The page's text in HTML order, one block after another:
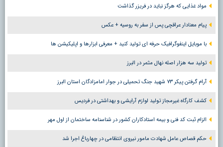
مواد غذایی که هرگز نباید در فریزر گذاشت
پیام معنادار عراقچی پس از سفر به روسیه + عکس
با موبایل اینفوگرافیک حرفه ای تولید کنید + معرفی ابزارها و اپلیکیشن ها
تولید سه هزار اصله نهال مثمر در البرز
آرام گرفتن پیکر ۷۳ شهید جنگ تحمیلی در جوار امامزادگان استان البرز
کشف کارگاه غیرمجاز تولید لوازم آرایشی و بهداشتی در فردیس
الزام ثبت کد فنی و بیمه استادکاران کشور در شناسنامه ساختمان از اول مهر
حکم قصاص عامل شهادت مامور نیروی انتظامی در چهارباغ اجرا شد